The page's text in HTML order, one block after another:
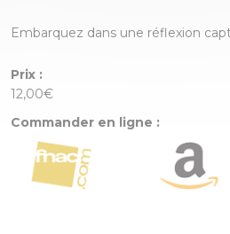
Embarquez dans une réflexion
Prix :
12,00€
Commander en ligne :